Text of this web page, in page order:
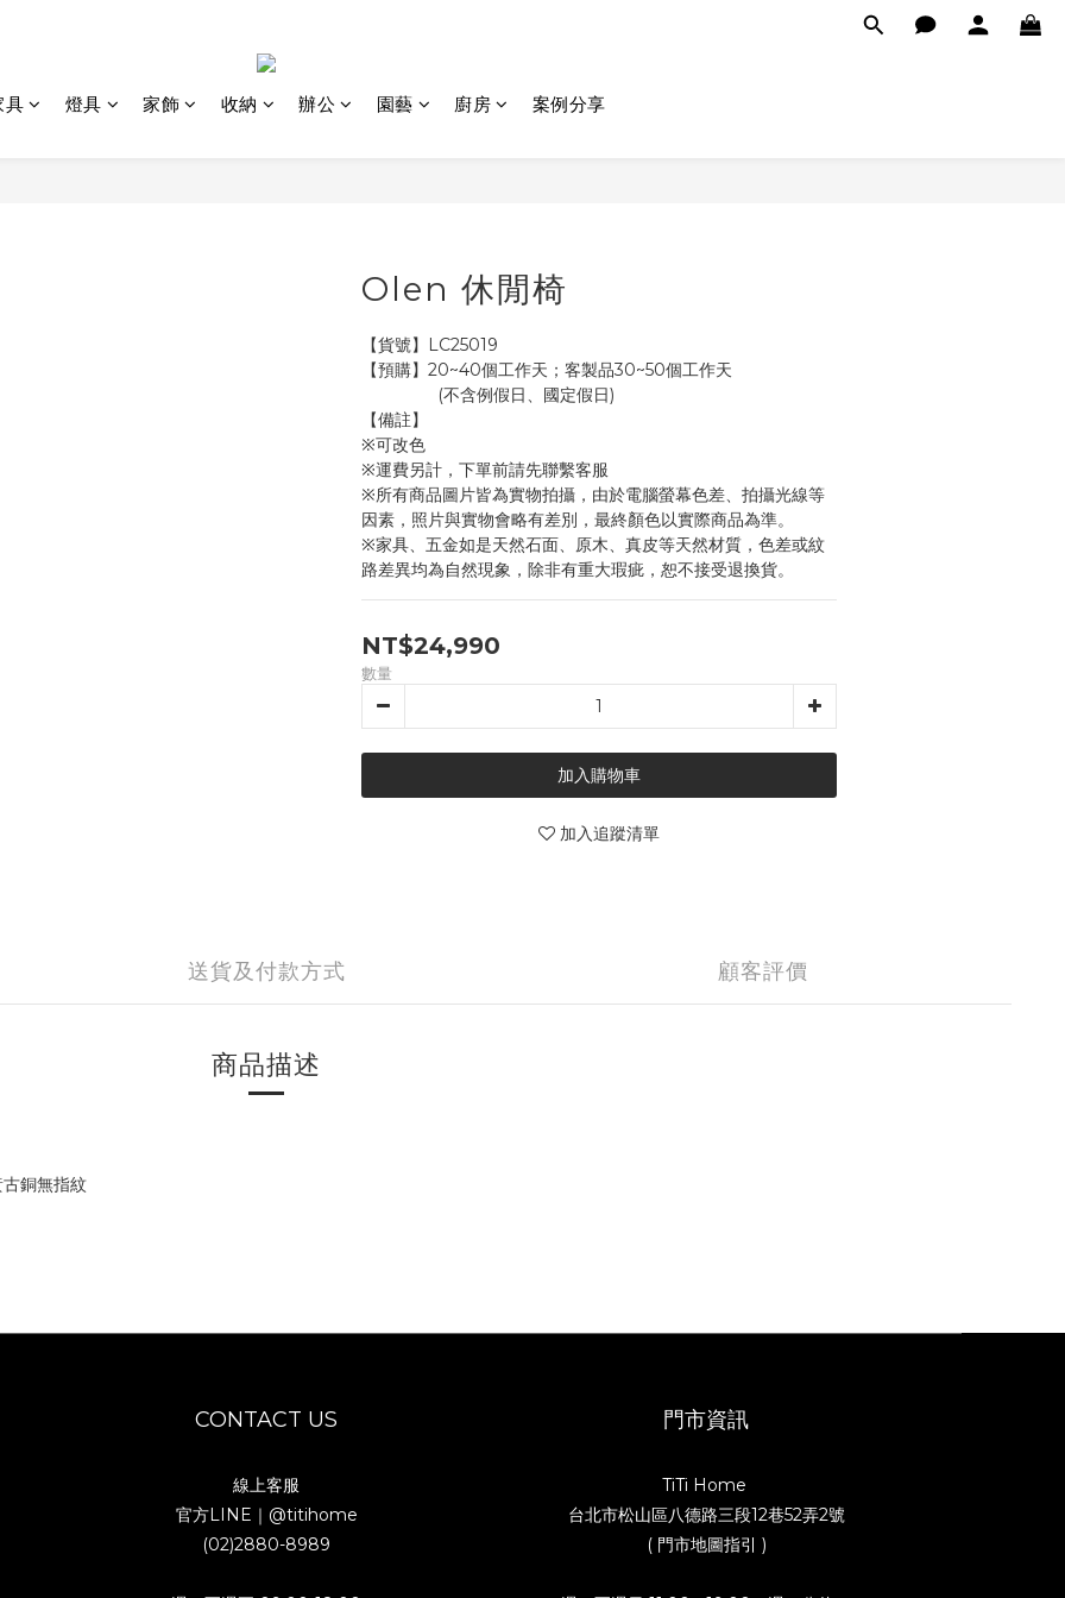
具 燈具 家飾 收納 辦公 園藝 廚房 案例分享
Olen 休閒椅
【貨號】LC25019
【預購】20~40個工作天；客製品30~50個工作天
                (不含例假日、國定假日)
【備註】
※可改色
※運費另計，下單前請先聯繫客服
※所有商品圖片皆為實物拍攝，由於電腦螢幕色差、拍攝光線等
因素，照片與實物會略有差別，最終顏色以實際商品為準。
※家具、五金如是天然石面、原木、真皮等天然材質，色差或紋
路差異均為自然現象，除非有重大瑕疵，恕不接受退換貨。
NT$24,990
數量
加入購物車
加入追蹤清單
送貨及付款方式 顧客評價
商品描述
銅無指紋
CONTACT US
線上客服
官方LINE｜ @titihome
(02)2880-8989
門市資訊
TiTi Home
台北市松山區八德路三段12巷52弄2號
( 門市地圖指引 )